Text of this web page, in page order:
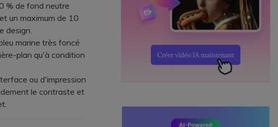
% de fond neutre
un maximum de 10
design.
marine très foncé
plan qu'à condition
ou d'impression
le contraste et